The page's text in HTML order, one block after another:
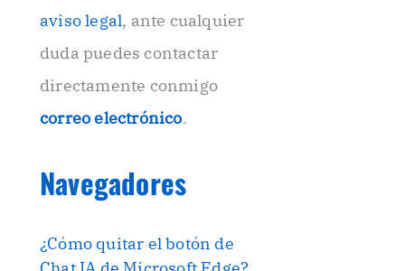
aviso legal, ante cualquier
duda puedes contactar
directamente conmigo
correo electrónico.
Navegadores
¿Cómo quitar el botón de